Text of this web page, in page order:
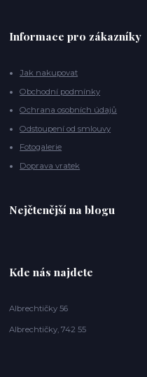
Informace pro zákazníky
Jak nakupovat
Obchodní podmínky
Ochrana osobních údajů
Odstoupení od smlouvy
Fotogalerie
Doprava vratek
Nejčtenější na blogu
Kde nás najdete
Albrechtičky 56
Albrechtičky, 742 55